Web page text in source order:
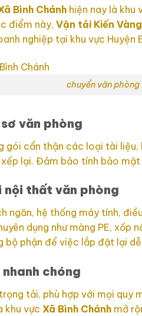
Bình Chánh hiện nay là khu
điểm này, Vận tải Kiến Vàng
nghiệp tại khu vực Huyện
chuyển văn
văn phòng
gói cẩn thận các loại tài
lại. Đảm bảo tính bảo
thất văn phòng
ngăn, hệ thống máy tính,
dụng như màng PE,
phận để việc lắp đặt lại
chóng
tải, phù hợp với mọi
khu vực Xã Bình Chánh mở